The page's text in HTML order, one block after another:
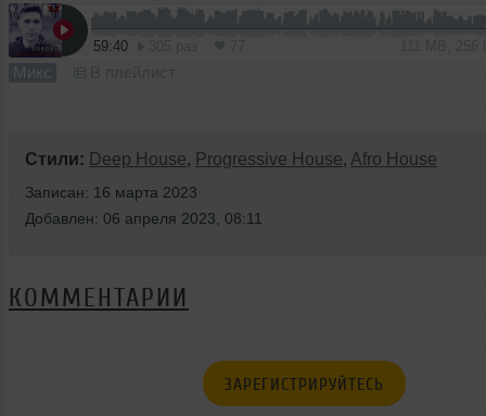
59:40
Микс
Стили: Deep House, Progressive House, Afro House
Записан: 16 марта 2023
Добавлен: 06 апреля 2023, 08:11
КОММЕНТАРИИ
ЗАРЕГИСТРИРУЙТЕСЬ